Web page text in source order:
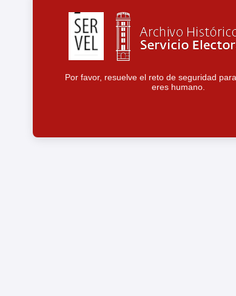
Por favor, resuelve el reto de seguridad
eres humano.